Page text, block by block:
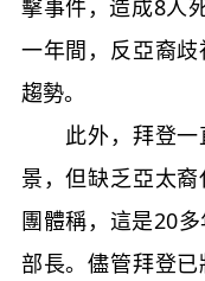
擊事件，造成8人
一年間，反亞裔
趨勢。
此外，拜登一
景，但缺乏亞太
團體稱，這是20
部長。儘管拜登已